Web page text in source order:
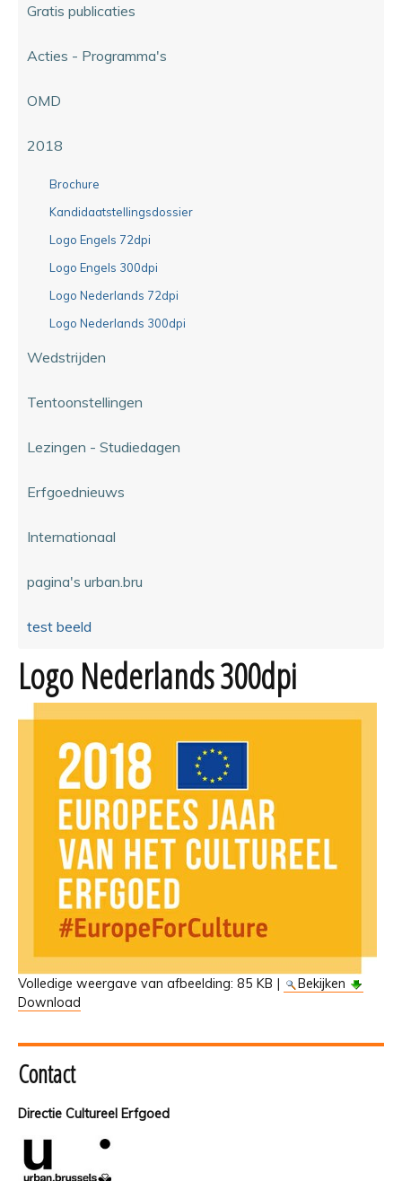
Gratis publicaties
Acties - Programma's
OMD
2018
Brochure
Kandidaatstellingsdossier
Logo Engels 72dpi
Logo Engels 300dpi
Logo Nederlands 72dpi
Logo Nederlands 300dpi
Wedstrijden
Tentoonstellingen
Lezingen - Studiedagen
Erfgoednieuws
Internationaal
pagina's urban.bru
test beeld
Logo Nederlands 300dpi
Volledige weergave van afbeelding: 85 KB |
Bekijken
Download
Contact
Directie Cultureel Erfgoed